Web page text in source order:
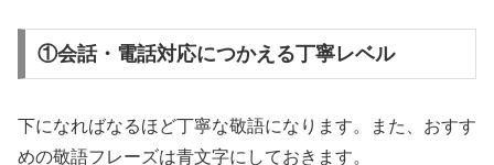
①会話・電話対応につかえる丁寧レベル
下になればなるほど丁寧な敬語になります。また、おすす
めの敬語フレーズは青文字にしておきます。